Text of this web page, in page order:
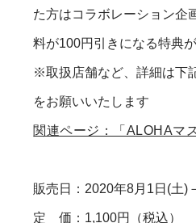
た方はコラボレーション企
料が100円引きになる特典が
※取扱店舗など、詳細は下
をお願いいたします
関連ページ：「ALOHAマ
販売日：2020年8月1日(土)
定 価：1,100円（税込）